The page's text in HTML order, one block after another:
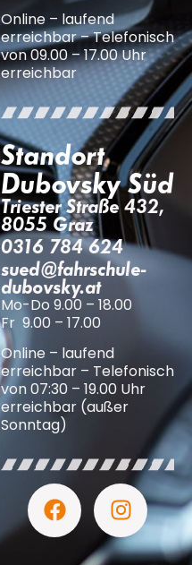
Online – laufend
erreichbar – Telefonisch
von 09.00 – 17.00 Uhr
erreichbar
Standort
Dubovsky Süd
Triester Straße 432,
8055 Graz
0316 784 624
sued@fahrschule-
dubovsky.at
Mo-Do 9.00 – 18.00
Fr 9.00 – 17.00
Online – laufend
erreichbar – Telefonisch
von 07:30 – 19.00 Uhr
erreichbar (außer
Sonntag)